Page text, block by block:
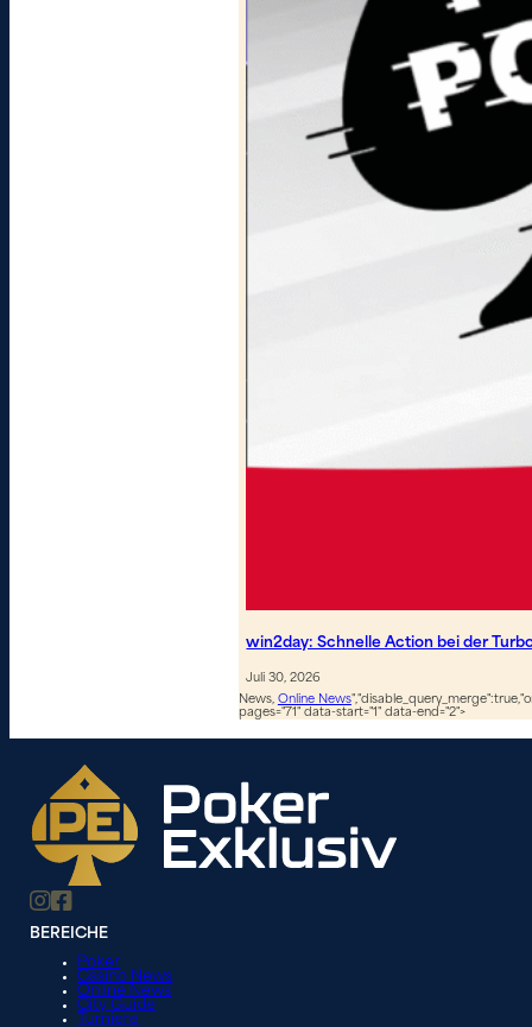
win2day: Schnelle Action bei der
Juli 30, 2026
News, Online News
pages="71" data-start="1" data-end="2">
BEREICHE
Poker
Casino News
Online News
City Guide
Turniere